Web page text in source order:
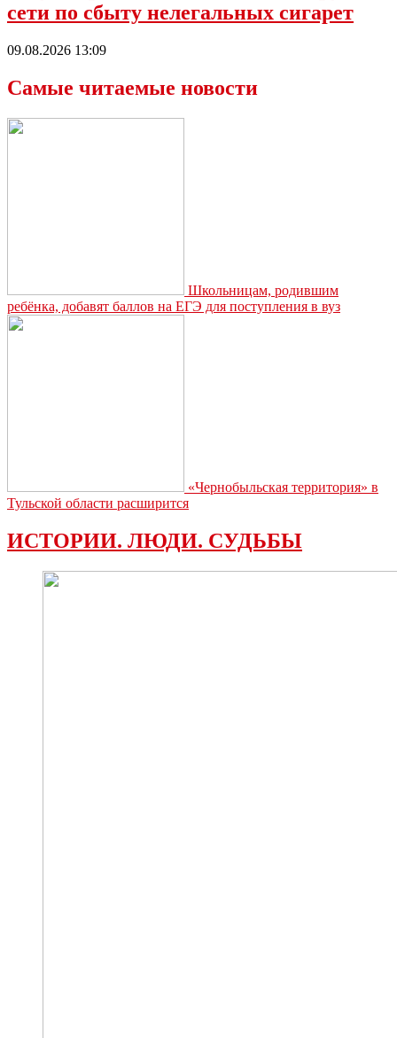
сети по сбыту нелегальных сигарет
09.08.2026 13:09
Самые читаемые новости
Школьницам, родившим
ребёнка, добавят баллов на ЕГЭ для поступления в вуз
«Чернобыльская территория» в
Тульской области расширится
ИСТОРИИ. ЛЮДИ. СУДЬБЫ